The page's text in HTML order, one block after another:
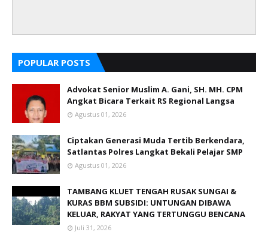
POPULAR POSTS
Advokat Senior Muslim A. Gani, SH. MH. CPM
Angkat Bicara Terkait RS Regional Langsa
Agustus 01, 2026
Ciptakan Generasi Muda Tertib Berkendara,
Satlantas Polres Langkat Bekali Pelajar SMP
Agustus 01, 2026
TAMBANG KLUET TENGAH RUSAK SUNGAI &
KURAS BBM SUBSIDI: UNTUNGAN DIBAWA
KELUAR, RAKYAT YANG TERTUNGGU BENCANA
Juli 31, 2026